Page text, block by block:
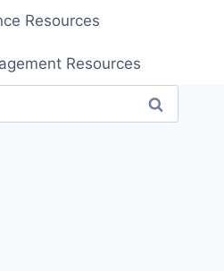
Resources
Resources